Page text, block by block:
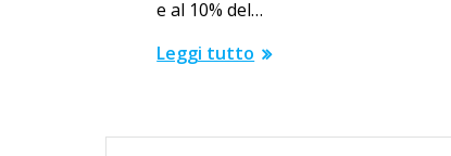
e al 10% del…
Leggi tutto